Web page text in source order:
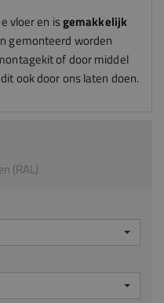
vloer en isgemakkelijk
gemonteerd worden
of door middel
ook door ons laten doen.
(RAL)